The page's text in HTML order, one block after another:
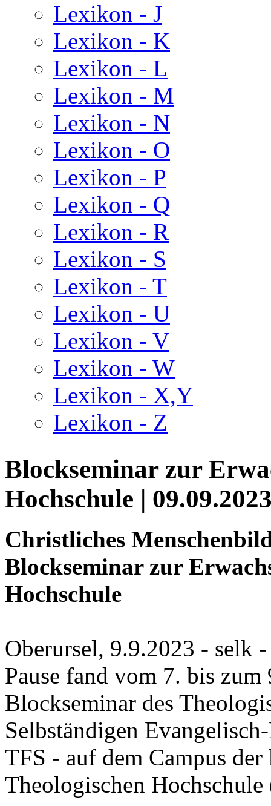
Lexikon - J
Lexikon - K
Lexikon - L
Lexikon - M
Lexikon - N
Lexikon - O
Lexikon - P
Lexikon - Q
Lexikon - R
Lexikon - S
Lexikon - T
Lexikon - U
Lexikon - V
Lexikon - W
Lexikon - X,Y
Lexikon - Z
Blockseminar zur
Hochschule |
Christliches
Blockseminar zur
Hochschule
Oberursel, 9.9.2023 - selk
Pause fand vom 7. bis
Blockseminar des
Selbständigen
TFS - auf dem Campus
Theologischen